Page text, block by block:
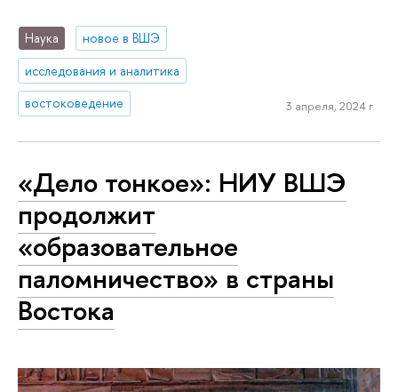
Наука
новое в ВШЭ
исследования и аналитика
востоковедение
3 апреля, 2024 г.
«Дело тонкое»: НИУ ВШЭ
продолжит
«образовательное
паломничество» в страны
Востока